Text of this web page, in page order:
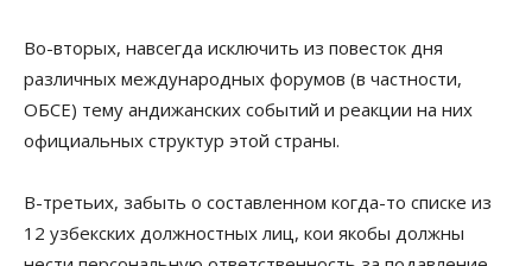
Во-вторых, навсегда исключить из повесток дня
различных международных форумов (в частности,
ОБСЕ) тему андижанских событий и реакции на них
официальных структур этой страны.
В-третьих, забыть о составленном когда-то списке из
12 узбекских должностных лиц, кои якобы должны